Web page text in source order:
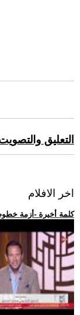
التعليق
اخر الافلام
.. كلمة أخيرة -أزمة